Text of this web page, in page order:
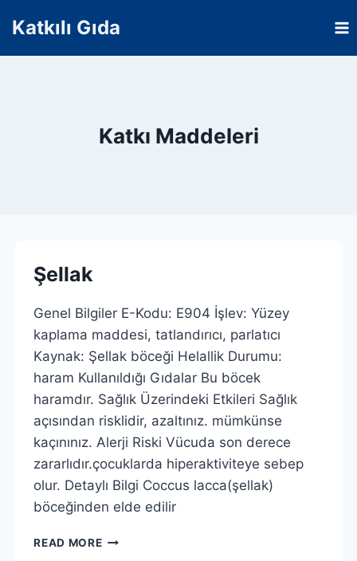
content
Katkılı Gıda
Katkı Maddeleri
Şellak
Genel Bilgiler E-Kodu: E904 İşlev: Yüzey
kaplama maddesi, tatlandırıcı, parlatıcı
Kaynak: Şellak böceği Helallik Durumu:
haram Kullanıldığı Gıdalar Bu böcek
haramdır. Sağlık Üzerindeki Etkileri Sağlık
açısından risklidir, azaltınız. mümkünse
kaçınınız. Alerji Riski Vücuda son derece
zararlıdır.çocuklarda hiperaktiviteye sebep
olur. Detaylı Bilgi Coccus lacca(şellak)
böceğinden elde edilir
READ MOREŞELLAK